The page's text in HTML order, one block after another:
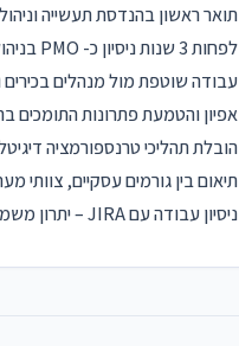
תואר ראשון בהנדסת תעשייה
לפחות 3 שנות ניסיון כ- PMO בניהול פרויקטים בתחומים שונים (דיגיטל,CRM, ERP).
עבודה שוטפת מול מנהלים
אפיון והטמעת פתרונות התומכים
הובלת תהליכי טרנספורמציה
תיאום בין גורמים עסקיים, צוותי
ניסיון עבודה עם JIRA – יתרון משמעותי.